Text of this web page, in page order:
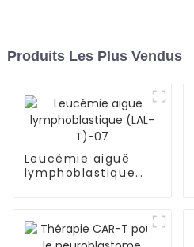
Produits Les Plus Vendus
Leucémie aiguë
lymphoblastique